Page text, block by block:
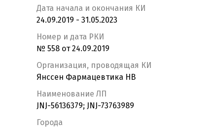
Дата начала и окончания КИ
24.09.2019 - 31.05.2023
Номер и дата РКИ
№ 558 от 24.09.2019
Организация, проводящая КИ
Янссен Фармацевтика НВ
Наименование ЛП
JNJ-56136379; JNJ-73763989
Города